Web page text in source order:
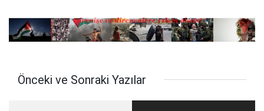
Önceki ve Sonraki Yazılar